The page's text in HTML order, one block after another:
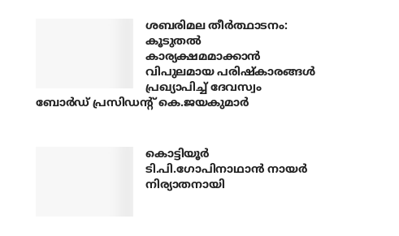
ശബരിമല തീര്‍ത്ഥാടനം:
കൂടുതല്‍
കാര്യക്ഷമമാക്കാന്‍
വിപുലമായ പരിഷ്‌കാരങ്ങള്‍
പ്രഖ്യാപിച്ച് ദേവസ്വം
ബോര്‍ഡ് പ്രസിഡന്റ് കെ.ജയകുമാര്‍
കൊട്ടിയൂര്‍
ടി.പി.ഗോപിനാഥാന്‍ നായര്‍
നിര്യാതനായി